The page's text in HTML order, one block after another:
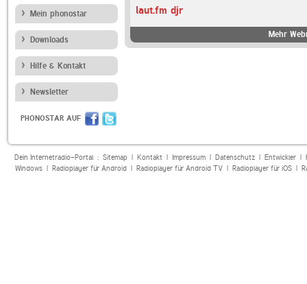
Mein phonostar
Downloads
Hilfe & Kontakt
Newsletter
PHONOSTAR AUF
laut.fm djr
Mehr
Dein Internetradio-Portal : Sitemap| Kontakt| Impressum| Datenschutz| Entwickler|
Windows| Radioplayer für Android| Radioplayer für Android TV| Radioplayer für iOS|